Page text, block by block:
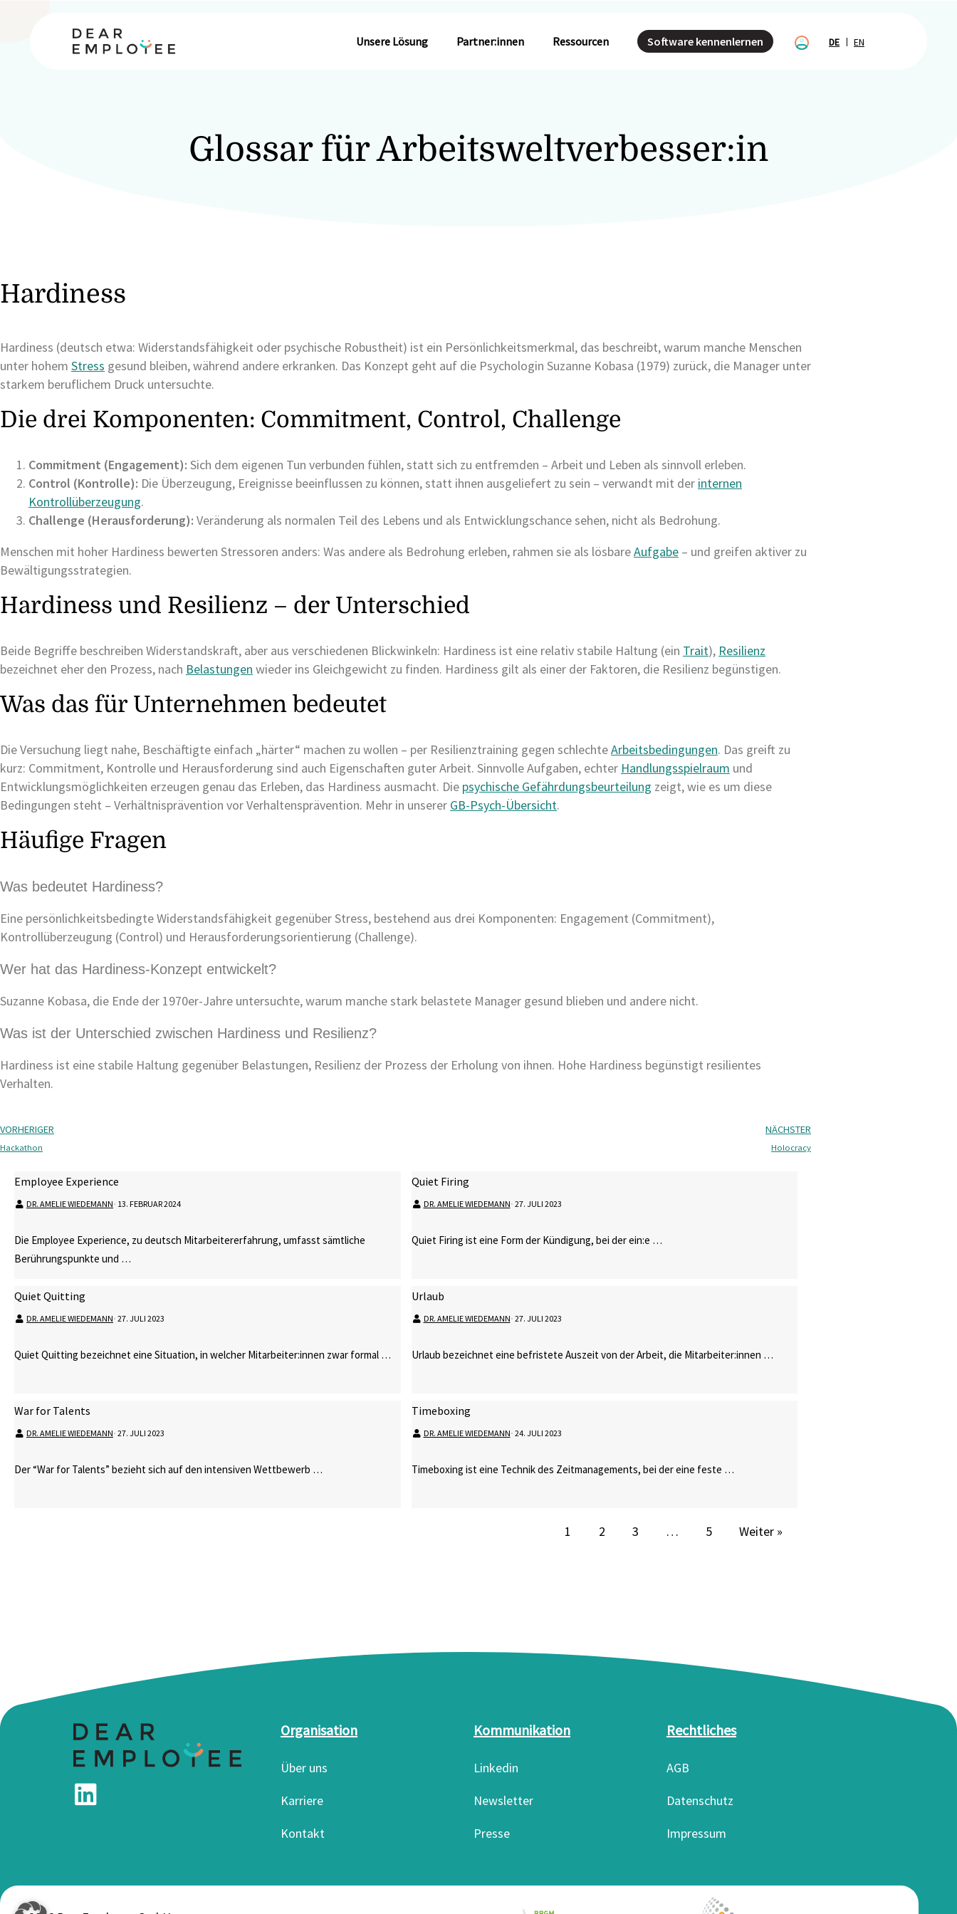
Unsere Lösung Partner:innen Ressourcen Software kennenlernen DE EN
Glossar für Arbeitsweltverbesser:in
Hardiness
Hardiness (deutsch etwa: Widerstandsfähigkeit oder psychische Robustheit) ist ein Persönlichkeitsmerkmal, das beschreibt, warum manche Menschen
unter hohem Stress gesund bleiben, während andere erkranken. Das Konzept geht auf die Psychologin Suzanne Kobasa (1979) zurück, die Manager unter
starkem beruflichem Druck untersuchte.
Die drei Komponenten: Commitment, Control, Challenge
Commitment (Engagement): Sich dem eigenen Tun verbunden fühlen, statt sich zu entfremden – Arbeit und Leben als sinnvoll erleben.
Control (Kontrolle): Die Überzeugung, Ereignisse beeinflussen zu können, statt ihnen ausgeliefert zu sein – verwandt mit der internen
Kontrollüberzeugung.
Challenge (Herausforderung): Veränderung als normalen Teil des Lebens und als Entwicklungschance sehen, nicht als Bedrohung.
Menschen mit hoher Hardiness bewerten Stressoren anders: Was andere als Bedrohung erleben, rahmen sie als lösbareAufgabe – und greifen aktiver zu
Bewältigungsstrategien.
Hardiness und Resilienz – der Unterschied
Beide Begriffe beschreiben Widerstandskraft, aber aus verschiedenen Blickwinkeln: Hardiness ist eine relativ stabile Haltung (ein Trait), Resilienz
bezeichnet eher den Prozess, nach Belastungen wieder ins Gleichgewicht zu finden. Hardiness gilt als einer der Faktoren, die Resilienz begünstigen.
Was das für Unternehmen bedeutet
Die Versuchung liegt nahe, Beschäftigte einfach „härter“ machen zu wollen – per Resilienztraining gegen schlechteArbeitsbedingungen. Das greift zu
kurz: Commitment, Kontrolle und Herausforderung sind auch Eigenschaften guter Arbeit. Sinnvolle Aufgaben, echter Handlungsspielraum und
Entwicklungsmöglichkeiten erzeugen genau das Erleben, das Hardiness ausmacht. Die psychische Gefährdungsbeurteilung zeigt, wie es um diese
Bedingungen steht – Verhältnisprävention vor Verhaltensprävention. Mehr in unserer GB-Psych-Übersicht.
Häufige Fragen
Was bedeutet Hardiness?
Eine persönlichkeitsbedingte Widerstandsfähigkeit gegenüber Stress, bestehend aus drei Komponenten: Engagement (Commitment),
Kontrollüberzeugung (Control) und Herausforderungsorientierung (Challenge).
Wer hat das Hardiness-Konzept entwickelt?
Suzanne Kobasa, die Ende der 1970er-Jahre untersuchte, warum manche stark belastete Manager gesund blieben und andere nicht.
Was ist der Unterschied zwischen Hardiness und Resilienz?
Hardiness ist eine stabile Haltung gegenüber Belastungen, Resilienz der Prozess der Erholung von ihnen. Hohe Hardiness begünstigt resilientes
Verhalten.
VORHERIGER
Hackathon
NÄCHSTER
Holocracy
Employee Experience
DR. AMELIE WIEDEMANN⋅ 13. FEBRUAR 2024
Die Employee Experience, zu deutsch Mitarbeitererfahrung, umfasst sämtliche
Berührungspunkte und …
Quiet Firing
DR. AMELIE WIEDEMANN⋅ 27. JULI 2023
Quiet Firing ist eine Form der Kündigung, bei der ein:e …
Quiet Quitting
DR. AMELIE WIEDEMANN⋅ 27. JULI 2023
Quiet Quitting bezeichnet eine Situation, in welcher Mitarbeiter:innen zwar formal …
Urlaub
DR. AMELIE WIEDEMANN⋅ 27. JULI 2023
Urlaub bezeichnet eine befristete Auszeit von der Arbeit, die Mitarbeiter:innen …
War for Talents
DR. AMELIE WIEDEMANN⋅ 27. JULI 2023
Der “War for Talents” bezieht sich auf den intensiven Wettbewerb …
Timeboxing
DR. AMELIE WIEDEMANN⋅ 24. JULI 2023
Timeboxing ist eine Technik des Zeitmanagements, bei der eine feste …
1 2 3 … 5 Weiter »
Organisation
Über uns
Karriere
Kontakt
Kommunikation
Linkedin
Newsletter
Presse
Rechtliches
AGB
Datenschutz
Impressum